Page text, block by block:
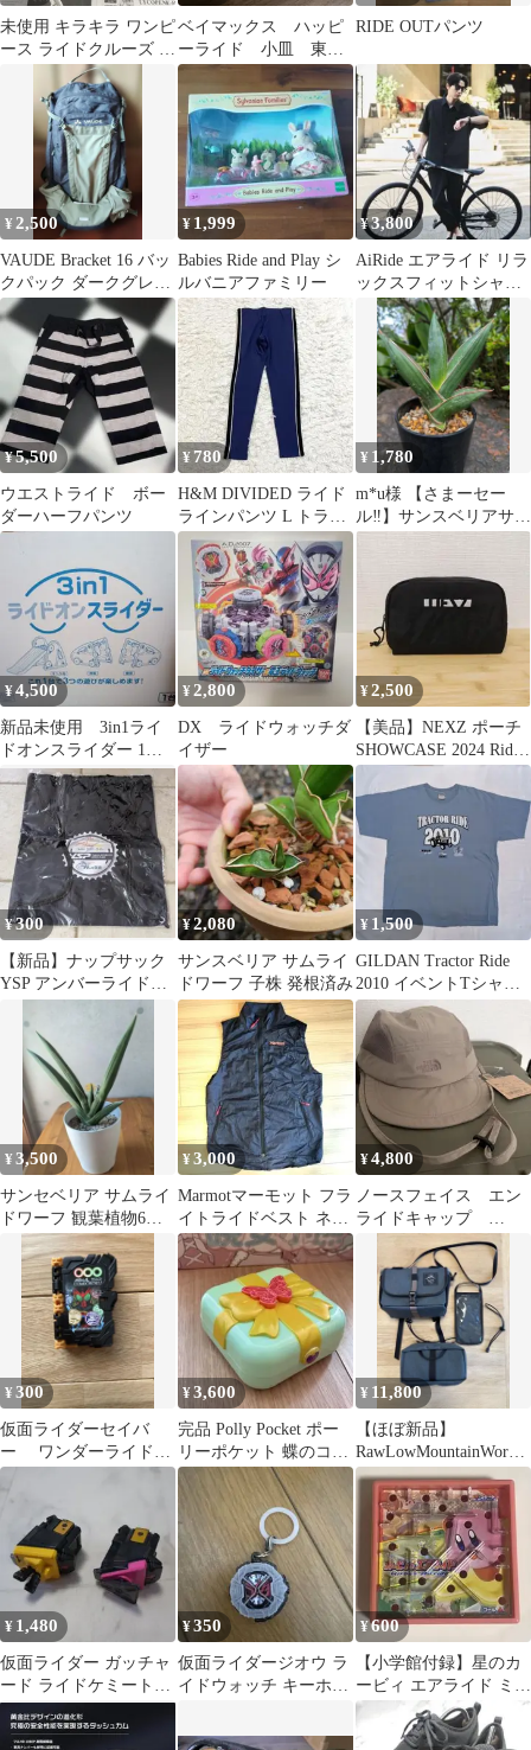
未使用 キラキラ ワンピ
ース ライドクルーズ ス
テッカー シール 麦わら
の一味
ベイマックス ハッピ
ーライド 小皿 東京
ディズニーランド ミ
ニプレート
RIDE OUTパンツ
¥ 2,500
VAUDE Bracket 16 バッ
クパック ダークグレー/
グリーン
¥ 1,999
Babies Ride and Play シ
ルバニアファミリー
¥3,800
AiRide エアライド リラ
ックスフィットシャツ
黒 半袖 L 25ss
¥5,500
ウエストライド ボー
ダーハーフパンツ
¥780
H&M DIVIDED ライド
ラインパンツ L トラッ
ク トレーニング スポー
¥ 1,780
m*u様 【さまーセー
ル‼️】サンスベリアサム
¥4,500
新品未使用 3in1ライ
ドオンスライダー 1〜5
才 1台3役の滑り台
¥2,800
DX ライドウォッチダ
イザー
¥2,500
【美品】NEXZ ポーチ
SHOWCASE 2024 Ride
the Vibe
¥300
【新品】ナップサック
YSP アンバーライド
35周年記念 ナップサッ
ク ブラック
¥2,080
サンスベリア サムライ
ドワーフ 子株 発根済み
¥ 1,500
GILDAN Tractor Ride
2010 イベントTシャツ
ライトブルー
¥3,500
サンセベリア サムライ
ドワーフ 観葉植物6号
プラ鉢
¥3,000
Marmotマーモット フラ
イトライドベスト ネイ
ビー M 男女兼用
¥4,800
ノースフェイス エン
ライドキャップ
NN02435 ポケッタブル
¥300
仮面ライダーセイバ
ー ワンダーライドブ
ック バンダイ オーズ
¥3,600
完品 Polly Pocket ポー
リーポケット 蝶のコン
パクト 付属品シール有
¥ 11,800
【ほぼ新品】
RawLowMountainWorks
BikeFront Bag
¥ 1,480
仮面ライダー ガッチャ
ード ライドケミートレ
カ 2種セット コレクシ
ョン
¥350
仮面ライダージオウ ラ
イドウォッチ キーホル
¥600
【小学館付録】星のカ
ービィ エアライド ミニ
迷路ゲーム